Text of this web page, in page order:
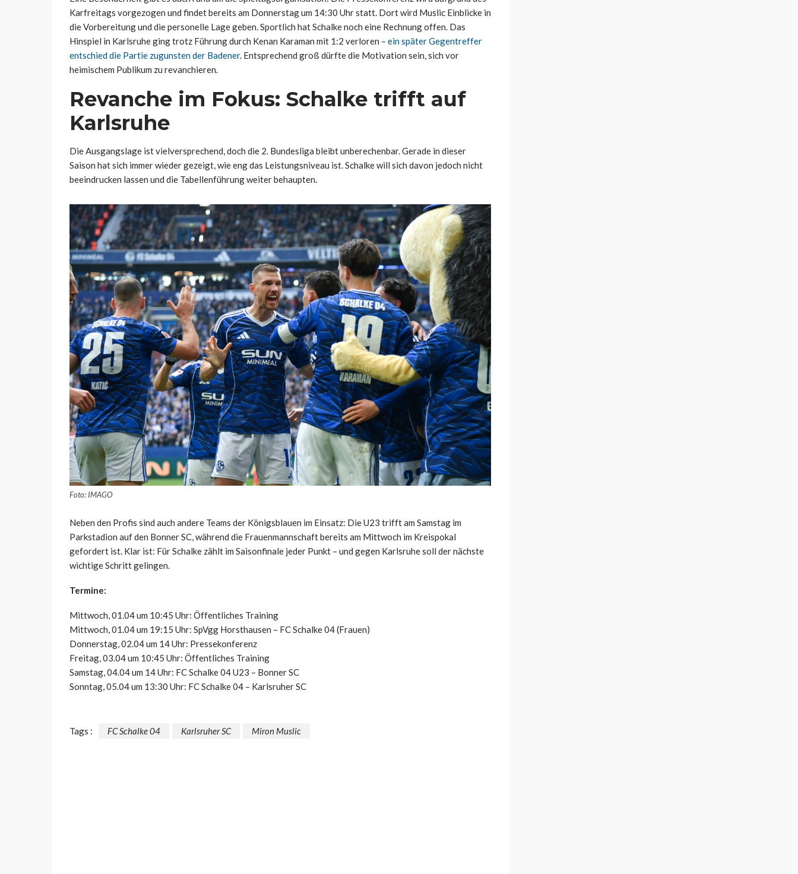
Karfreitags vorgezogen und findet bereits am Donnerstag um 14:30 Uhr statt. Dort wird Muslic Einblicke in
die Vorbereitung und die personelle Lage geben. Sportlich hat Schalke noch eine Rechnung offen. Das
Hinspiel in Karlsruhe ging trotz Führung durch Kenan Karaman mit 1:2 verloren – ein später Gegentreffer
entschied die Partie zugunsten der Badener. Entsprechend groß dürfte die Motivation sein, sich vor
heimischem Publikum zu revanchieren.
Revanche im Fokus: Schalke trifft auf
Karlsruhe
Die Ausgangslage ist vielversprechend, doch die 2. Bundesliga bleibt unberechenbar. Gerade in dieser
Saison hat sich immer wieder gezeigt, wie eng das Leistungsniveau ist. Schalke will sich davon jedoch nicht
beeindrucken lassen und die Tabellenführung weiter behaupten.
Foto: IMAGO
Neben den Profis sind auch andere Teams der Königsblauen im Einsatz: Die U23 trifft am Samstag im
Parkstadion auf den Bonner SC, während die Frauenmannschaft bereits am Mittwoch im Kreispokal
gefordert ist. Klar ist: Für Schalke zählt im Saisonfinale jeder Punkt – und gegen Karlsruhe soll der nächste
wichtige Schritt gelingen.
Termine:
Mittwoch, 01.04 um 10:45 Uhr: Öffentliches Training
Mittwoch, 01.04 um 19:15 Uhr: SpVgg Horsthausen – FC Schalke 04 (Frauen)
Donnerstag, 02.04 um 14 Uhr: Pressekonferenz
Freitag, 03.04 um 10:45 Uhr: Öffentliches Training
Samstag, 04.04 um 14 Uhr: FC Schalke 04 U23 – Bonner SC
Sonntag, 05.04 um 13:30 Uhr: FC Schalke 04 – Karlsruher SC
Tags : FC Schalke 04 Karlsruher SC Miron Muslic